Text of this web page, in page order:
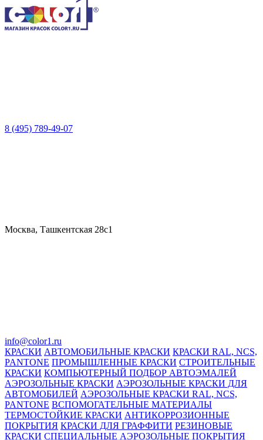
8 (495) 789-49-07
Москва, Ташкентская 28с1
info@color1.ru
КРАСКИ АВТОМОБИЛЬНЫЕ КРАСКИ КРАСКИ RAL, NCS,
PANTONE ПРОМЫШЛЕННЫЕ КРАСКИ СТРОИТЕЛЬНЫЕ
КРАСКИ КОМПЬЮТЕРНЫЙ ПОДБОР АВТОЭМАЛЕЙ
АЭРОЗОЛЬНЫЕ КРАСКИ АЭРОЗОЛЬНЫЕ КРАСКИ ДЛЯ
АВТОМОБИЛЕЙ АЭРОЗОЛЬНЫЕ КРАСКИ RAL, NCS,
PANTONE ВСПОМОГАТЕЛЬНЫЕ МАТЕРИАЛЫ
ТЕРМОСТОЙКИЕ КРАСКИ АНТИКОРРОЗИОННЫЕ
ПОКРЫТИЯ КРАСКИ ДЛЯ ГРАФФИТИ РЕЗИНОВЫЕ
КРАСКИ СПЕЦИАЛЬНЫЕ АЭРОЗОЛЬНЫЕ ПОКРЫТИЯ